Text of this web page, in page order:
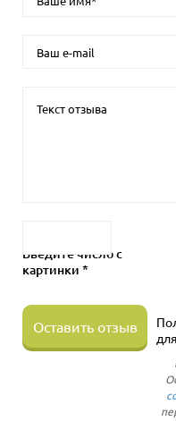
Введите число с
картинки *
Оставить отзыв